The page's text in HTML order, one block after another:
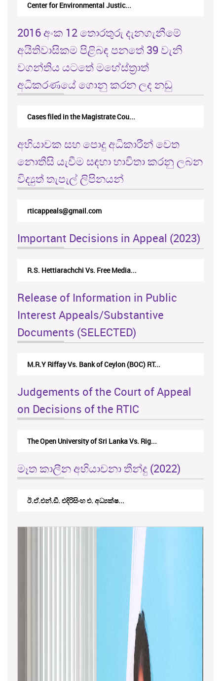
M.F.A. Mansoor V. Ministry of In...
2016 අංක 12 තොරතුරු දැනගැනීමේ
අයිතිවාසිකම පිළිබඳ පනතේ 39 වැනි
වගන්තිය යටතේ මහේස්ත්‍රාත්
අධිකරණයේ ගොනු කරන ලද නඩු
Cases filed in the Magistrate Cou...
අභියාචක සහ පොදු අධිකාරීන් වෙත
නොතීසි යැවීම සඳහා භාවිතා කරනු ලබන
විද්‍යුත් තැපැල් ලිපිනයන්
rticappeals@gmail.com
Important Decisions in Appeal (2023)
Centre for Society and Religion V...
Release of Information in Public
Interest Appeals/Substantive
Documents (SELECTED)
Nirmala Kannangara Vs.Lanka Building Ma...
Judgements of the Court of Appeal
on Decisions of the RTIC
The Monetary Board of CBSL-vs-Verite Res...
මෑත කාලීන අභියාචනා තීන්දු (2022)
කේ.වී.කේ. නවරත්න එ. අධ්‍යාපන අමාත...